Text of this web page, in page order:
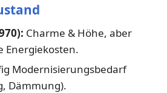
Charme & Höhe, aber
Energiekosten.
Modernisierungsbedarf
Dämmung).